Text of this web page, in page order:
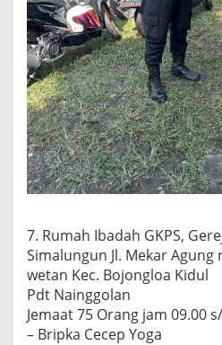
7. Rumah Ibadah GKPS,
Simalungun Jl. Mekar Agung
wetan Kec. Bojongloa Kidul
Pdt Nainggolan
Jemaat 75 Orang jam 09.00
– Bripka Cecep Yoga